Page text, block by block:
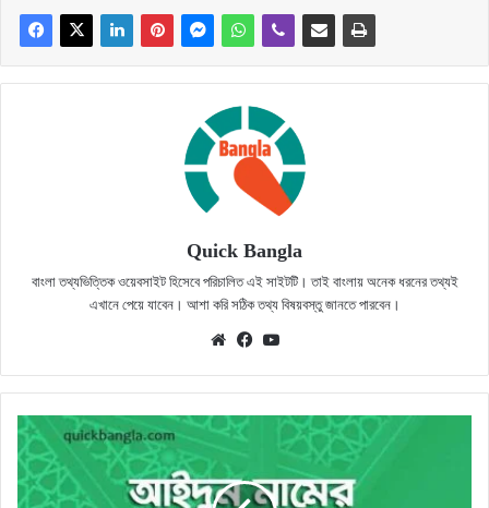
Quick Bangla
বাংলা তথ্যভিত্তিক ওয়েবসাইট হিসেবে পরিচালিত এই সাইটটি। তাই বাংলায় অনেক ধরনের তথ্যই
এখানে পেয়ে যাবেন। আশা করি সঠিক তথ্য বিষয়বস্তু জানতে পারবেন।
WebsiteFacebook
আইদুন
নামের
অর্থ
কি?